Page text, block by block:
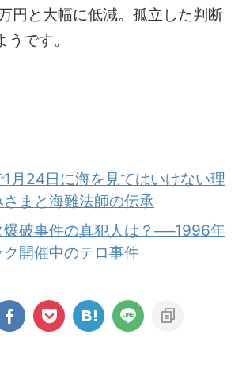
円と大幅に低減。孤立した判断
です。
月24日に海を見てはいけない理
まと海難法師の伝承
爆破事件の真犯人は？──1996年
開催中のテロ事件